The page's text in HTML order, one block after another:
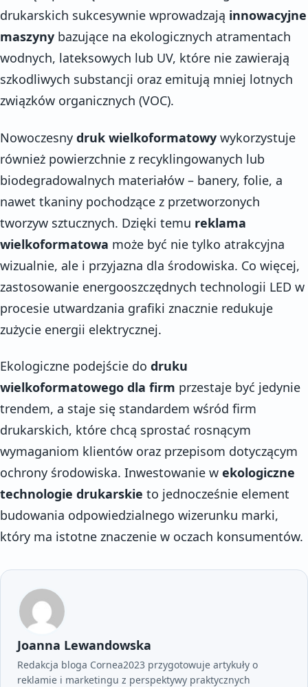
drukarskich sukcesywnie wprowadzają innowacyjne
maszyny bazujące na ekologicznych atramentach
wodnych, lateksowych lub UV, które nie zawierają
szkodliwych substancji oraz emitują mniej lotnych
związków organicznych (VOC).
Nowoczesny druk wielkoformatowy wykorzystuje
również powierzchnie z recyklingowanych lub
biodegradowalnych materiałów – banery, folie, a
nawet tkaniny pochodzące z przetworzonych
tworzyw sztucznych. Dzięki temu reklama
wielkoformatowa może być nie tylko atrakcyjna
wizualnie, ale i przyjazna dla środowiska. Co więcej,
zastosowanie energooszczędnych technologii LED w
procesie utwardzania grafiki znacznie redukuje
zużycie energii elektrycznej.
Ekologiczne podejście do druku
wielkoformatowego dla firm przestaje być jedynie
trendem, a staje się standardem wśród firm
drukarskich, które chcą sprostać rosnącym
wymaganiom klientów oraz przepisom dotyczącym
ochrony środowiska. Inwestowanie w ekologiczne
technologie drukarskie to jednocześnie element
budowania odpowiedzialnego wizerunku marki,
który ma istotne znaczenie w oczach konsumentów.
Joanna Lewandowska
Redakcja bloga Cornea2023 przygotowuje artykuły o
reklamie i marketingu z perspektywy praktycznych